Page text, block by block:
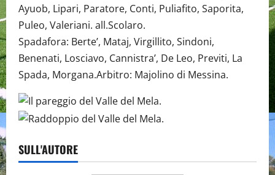
Ayuob, Lipari, Paratore, Conti, Puliafito, Saporita,
Puleo, Valeriani. all.Scolaro.
Spadafora: Berte’, Mataj, Virgillito, Sindoni,
Benenati, Losciavo, Cannistra’, De Leo, Previti, La
Spada, Morgana.Arbitro: Majolino di Messina.
SULL'AUTORE